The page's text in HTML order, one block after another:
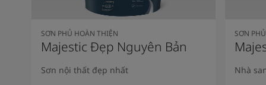
SƠN PHỦ HOÀN THIỆN
Majestic Đẹp Nguyên Bản
Sơn nội thất đẹp nhất
SƠN
Nhà